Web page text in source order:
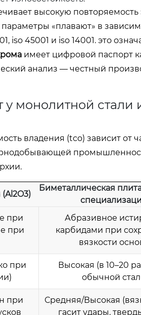
высокую повторяемость
параметры «плавают» в
45001 и iso 14001. это
имеет цифровой паспорт
анализ — честный
у монолитной стали
владения (tco) зависит от
Биметаллическая
при
при
Абразивное
карбидами при
вязкости
при
Высокая (в 10–20
обычной
при
Средняя/Высокая
гасит удары,